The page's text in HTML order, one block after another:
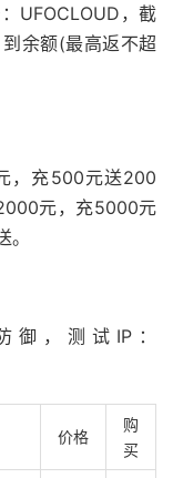
UFOCLOUD，截
余额(最高返不超
，充500元送200
元，充5000元
御，测试IP：
价格
购
买